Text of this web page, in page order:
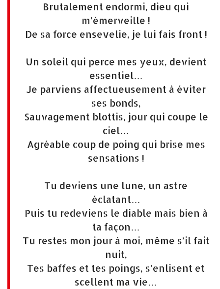
Brutalement endormi, dieu qui
m’émerveille !
De sa force ensevelie, je lui fais front !
Un soleil qui perce mes yeux, devient
essentiel…
Je parviens affectueusement à éviter
ses bonds,
Sauvagement blottis, jour qui coupe le
ciel…
Agréable coup de poing qui brise mes
sensations !
Tu deviens une lune, un astre
éclatant…
Puis tu redeviens le diable mais bien à
ta façon…
Tu restes mon jour à moi, même s’il fait
nuit,
Tes baffes et tes poings, s’enlisent et
scellent ma vie…